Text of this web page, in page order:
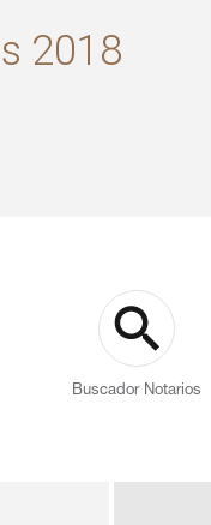
2018
Buscador Notarios